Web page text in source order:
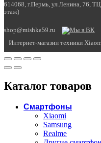
614068, г.Пермь, ул.Ленина, 76,
этаж)
shop@mishka59.ru
Интернет-магазин техники
Каталог товаров
Смартфоны
Xiaomi
Samsung
Realme